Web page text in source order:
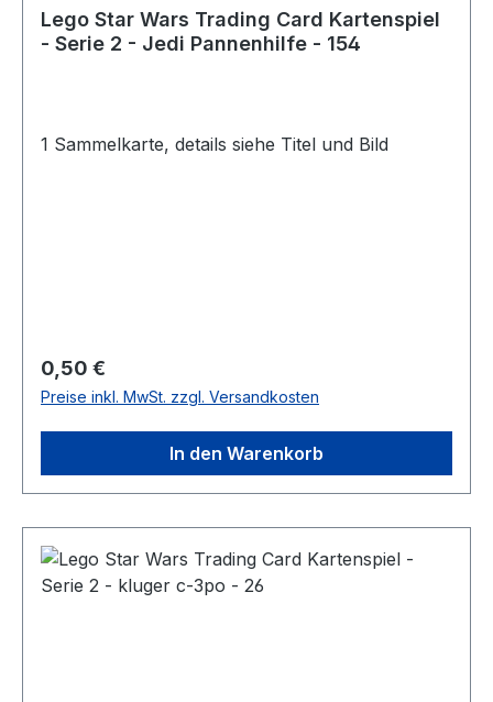
Lego Star Wars Trading Card Kartenspiel
- Serie 2 - Jedi Pannenhilfe - 154
1 Sammelkarte, details siehe Titel und Bild
Regulärer Preis:
0,50 €
Preise inkl. MwSt. zzgl. Versandkosten
In den Warenkorb